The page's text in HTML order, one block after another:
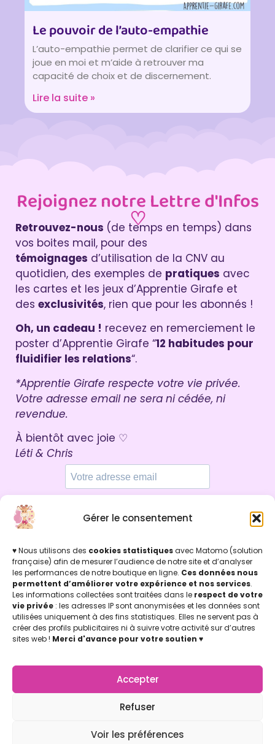
Gérer le consentement
♥ Nous utilisons des cookies statistiquesavec Matomo (solution
française) afin de mesurer l’audience de notre site et d’analyser
les performances de notre boutique en ligne. Ces données nous
permettent d’améliorer votre expérience et nos services.
Les informations collectées sont traitées dans le respect de votre
vie privée : les adresses IP sont anonymisées et les données sont
utilisées uniquement à des fins statistiques. Elles ne servent pas à
créer des profils publicitaires ni à suivre votre activité sur d’autres
sites web ! Merci d'avance pour votre soutien ♥
Accepter
Refuser
Voir les préférences
Le pouvoir de l’auto-empathie
L’auto-empathie permet de clarifier ce qui se
joue en moi et m’aide à retrouver ma
capacité de choix et de discernement.
Lire la suite »
Rejoignez notre Lettre d'Infos
♡
Retrouvez-nous (de temps en temps) dans
vos boites mail, pour des
témoignages d’utilisation de la CNV au
quotidien, des exemples de pratiques avec
les cartes et les jeux d’Apprentie Girafe et
des exclusivités, rien que pour les abonnés !
Oh, un cadeau ! recevez en remerciement le
poster d’Apprentie Girafe “12 habitudes pour
fluidifier les relations“.
*Apprentie Girafe respecte votre vie privée.
Votre adresse email ne sera ni cédée, ni
revendue.
À bientôt avec joie ♡
Léti & Chris
Par ici !
INFOS LÉGALES
Mentions légales & Politique de confidentialité
Politique de cookies
Conditions Générales de Vente (CGV)
Licence d'utilisation
APPRENTIE GIRAFE
Mon compte
Nos points de vente
Nous contacter